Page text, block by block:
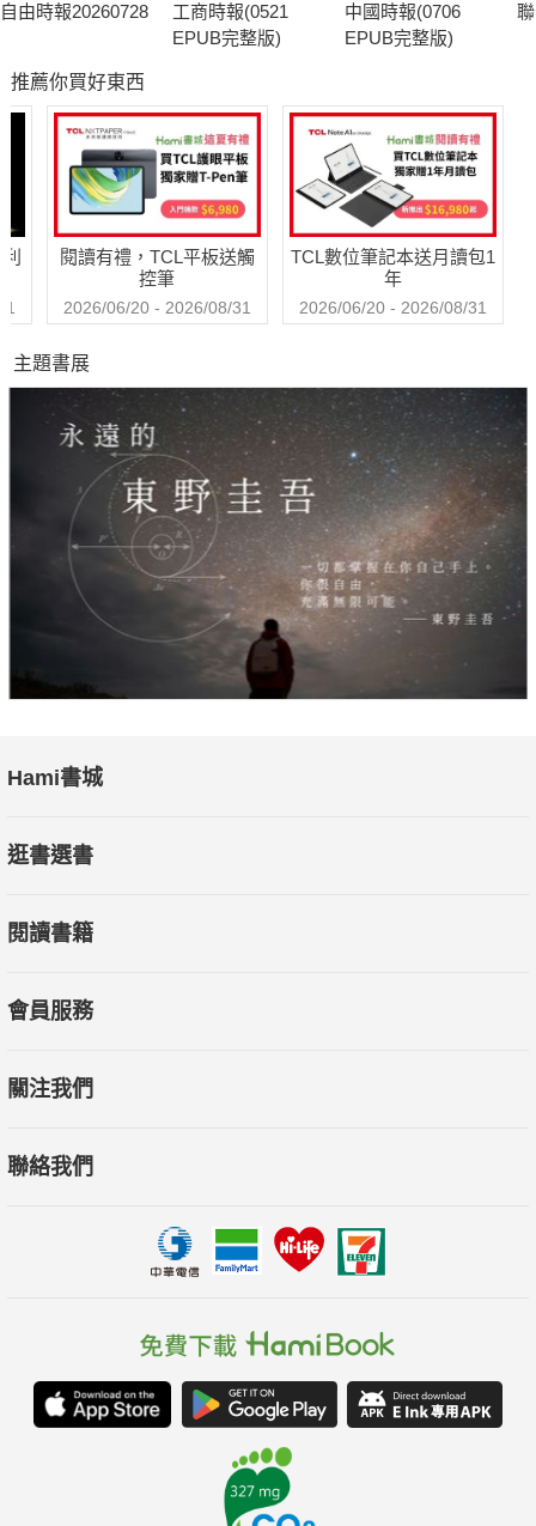
自由時報20260728
工商時報(0521
EPUB完整版)
中國時報(0706
EPUB完整版)
推薦你買好東西
閱讀有禮，TCL平板送觸
控筆
2026/06/20 - 2026/08/31
TCL數位筆記本送月讀包1
年
2026/06/20 - 2026/08/31
主題書展
Hami書城
逛書選書
閱讀書籍
會員服務
關注我們
聯絡我們